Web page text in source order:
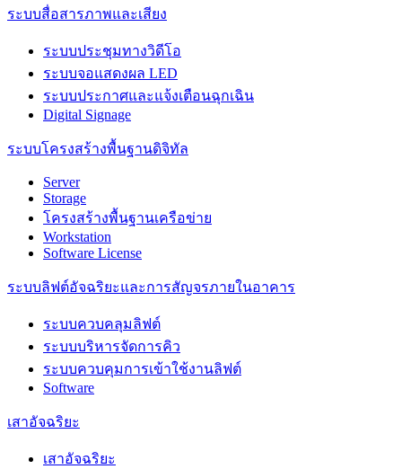
ระบบสื่อสารภาพและเสียง
ระบบประชุมทางวิดีโอ
ระบบจอแสดงผล LED
ระบบประกาศและแจ้งเตือนฉุกเฉิน
Digital Signage
ระบบโครงสร้างพื้นฐานดิจิทัล
Server
Storage
โครงสร้างพื้นฐานเครือข่าย
Workstation
Software License
ระบบลิฟต์อัจฉริยะและการสัญจรภายในอาคาร
ระบบควบคลุมลิฟต์
ระบบบริหารจัดการคิว
ระบบควบคุมการเข้าใช้งานลิฟต์
Software
เสาอัจฉริยะ
เสาอัจฉริยะ